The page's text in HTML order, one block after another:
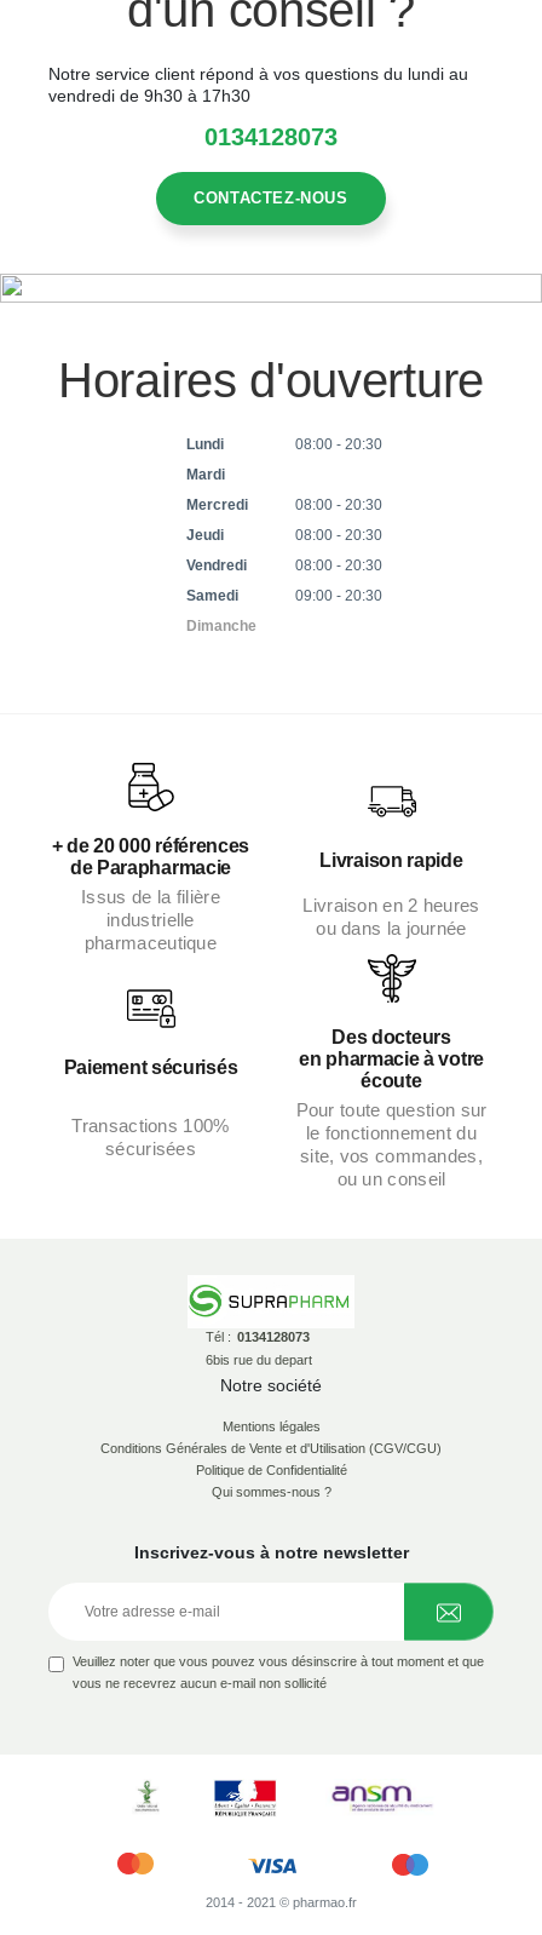
Notre service client répond à vos questions du lundi au
vendredi de 9h30 à 17h30
0134128073
CONTACTEZ-NOUS
Horaires d'ouverture
Lundi
08:00 - 20:30
Mardi
Mercredi
08:00 - 20:30
Jeudi
08:00 - 20:30
Vendredi
08:00 - 20:30
Samedi
09:00 - 20:30
Dimanche
+ de 20 000 références
de Parapharmacie
Issus de la filière
industrielle
pharmaceutique
Livraison rapide
Livraison en 2 heures
ou dans la journée
Paiement sécurisés
Transactions 100%
sécurisées
Des docteurs
en pharmacie à votre
écoute
Pour toute question sur
le fonctionnement du
site, vos commandes,
ou un conseil
Tél : 0134128073
6bis rue du depart
Notre société
Mentions légales
Conditions Générales de Vente et d'Utilisation (CGV/CGU)
Politique de Confidentialité
Qui sommes-nous ?
Inscrivez-vous à notre newsletter
Veuillez noter que vous pouvez vous désinscrire à tout moment et que
vous ne recevrez aucun e-mail non sollicité
2014 - 2021 © pharmao.fr